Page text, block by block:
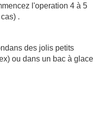
l'operation 4 à 5
.
des jolis petits
ou dans un bac à glace